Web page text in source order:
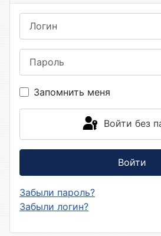
Запомнить меня
Войти без
Войти
Забыли пароль?
Забыли логин?